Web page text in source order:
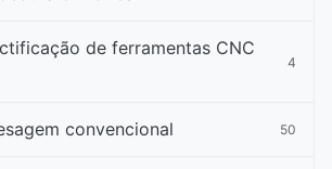
de ferramentas CNC
4
convencional 50